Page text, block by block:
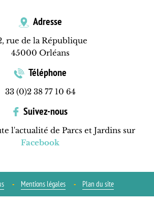
Adresse
rue de la République
45000 Orléans
Téléphone
33 (0)2 38 77 10 64
Suivez-nous
l'actualité de Parcs et Jardins sur
Facebook
Mentions légales Plan du site